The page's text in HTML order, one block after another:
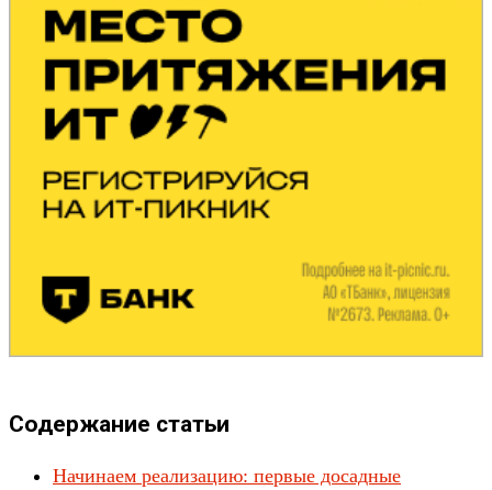
Содержание статьи
Начинаем реализацию: первые досадные